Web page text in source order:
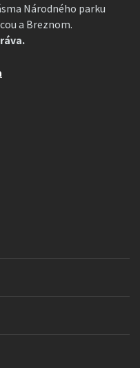
Národného parku
a Breznom.